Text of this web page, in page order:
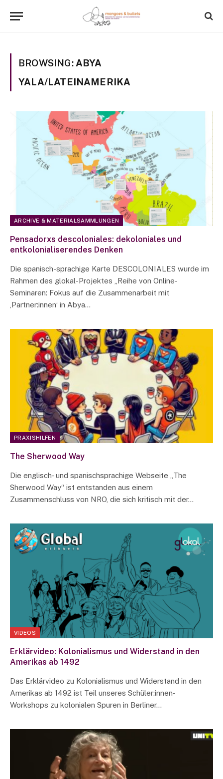
BROWSING: ABYA
YALA/LATEINAMERIKA
ARCHIVE & MATERIALSAMMLUNGEN
Pensadorxs descoloniales: dekoloniales und
entkolonialiserendes Denken
Die spanisch-sprachige Karte DESCOLONIALES wurde im
Rahmen des glokal-Projektes „Reihe von Online-
Seminaren: Fokus auf die Zusammenarbeit mit
‚Partner:innen‘ in Abya…
PRAXISHILFEN
The Sherwood Way
Die englisch- und spanischsprachige Webseite „The
Sherwood Way“ ist entstanden aus einem
Zusammenschluss von NRO, die sich kritisch mit der…
VIDEOS
Erklärvideo: Kolonialismus und Widerstand in den
Amerikas ab 1492
Das Erklärvideo zu Kolonialismus und Widerstand in den
Amerikas ab 1492 ist Teil unseres Schüler:innen-
Workshops zu kolonialen Spuren in Berliner…